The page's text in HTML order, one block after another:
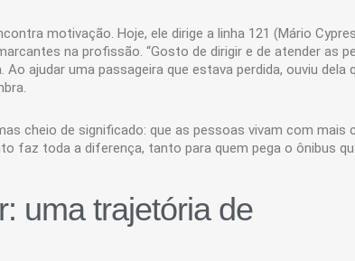
motivação. Hoje, ele dirige a linha 121 (Mário
na profissão. “Gosto de dirigir e de atender as
ajudar uma passageira que estava perdida, ouviu dela
cheio de significado: que as pessoas vivam com mais
faz toda a diferença, tanto para quem pega o ônibus
uma trajetória de